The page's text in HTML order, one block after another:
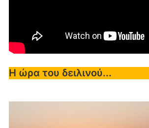
Η ώρα του δειλινού...